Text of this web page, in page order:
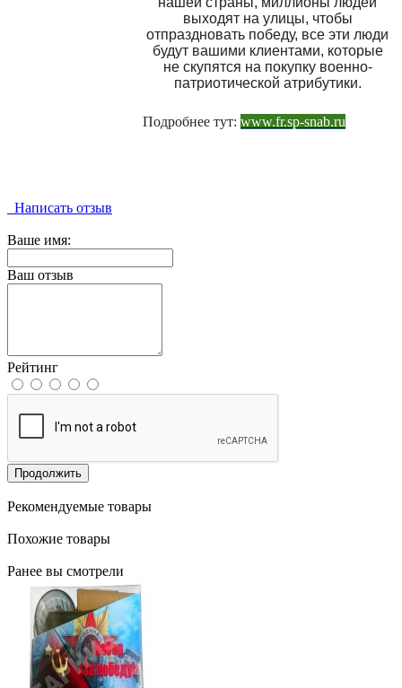
выходят на улицы, чтобы
отпраздновать победу, все эти люди
будут вашими клиентами, которые
не скупятся на покупку военно-
патриотической атрибутики.
Подробнее тут: www.fr.sp-snab.ru
Написать отзыв
Ваше имя:
Ваш отзыв
Рейтинг
Продолжить
Рекомендуемые товары
Похожие товары
Ранее вы смотрели